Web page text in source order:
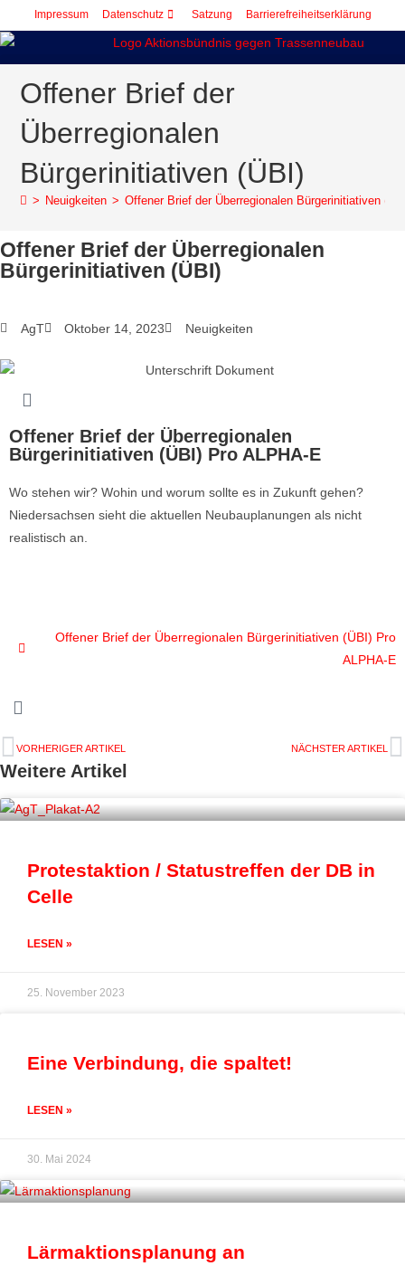
springen
Impressum Datenschutz Satzung Barrierefreiheitserklärung
Offener Brief der
Überregionalen
Bürgerinitiativen (ÜBI)
> Neuigkeiten > Offener Brief der Überregionalen Bürgerinitiativen
Offener Brief der Überregionalen
Bürgerinitiativen (ÜBI)
AgT Oktober 14, 2023 Neuigkeiten
Offener Brief der Überregionalen
Bürgerinitiativen (ÜBI) Pro ALPHA-E
Wo stehen wir? Wohin und worum sollte es in Zukunft gehen?
Niedersachsen sieht die aktuellen Neubauplanungen als nicht
realistisch an.
Offener Brief der Überregionalen Bürgerinitiativen (ÜBI) Pro
ALPHA-E
VORHERIGER ARTIKEL NÄCHSTER ARTIKEL
Weitere Artikel
Protestaktion / Statustreffen der DB in
Celle
LESEN »
25. November 2023
Eine Verbindung, die spaltet!
LESEN »
30. Mai 2024
Lärmaktionsplanung an